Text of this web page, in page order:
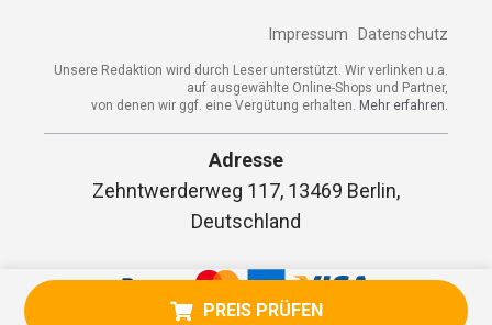
PREIS PRÜFEN
Impressum Datenschutz
Unsere Redaktion wird durch Leser unterstützt. Wir verlinken u.a.
auf ausgewählte Online-Shops und Partner,
von denen wir ggf. eine Vergütung erhalten. Mehr erfahren.
Adresse
Zehntwerderweg 117, 13469 Berlin,
Deutschland